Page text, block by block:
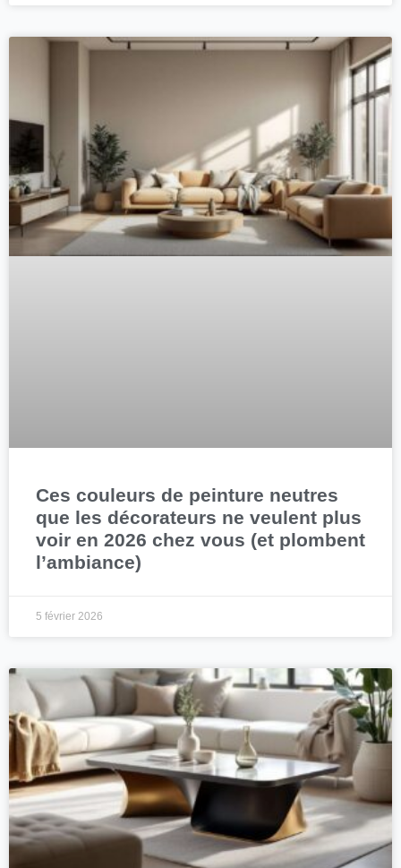
Ces couleurs de peinture neutres
que les décorateurs ne veulent plus
voir en 2026 chez vous (et plombent
l’ambiance)
5 février 2026